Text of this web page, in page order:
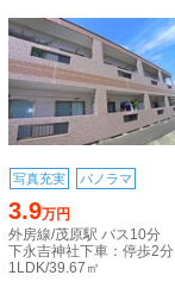
写真充実 パノラマ
3.9万円
外房線/茂原駅 バス10分
下永吉神社下車：停歩2分
1LDK/39.67㎡